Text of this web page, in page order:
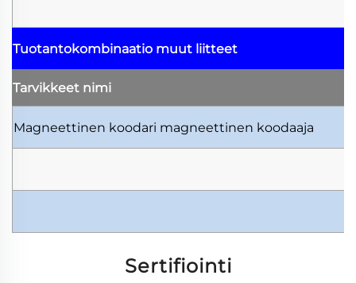
Tuotantokombinaatio muut liitteet
Tarvikkeet nimi
Magneettinen koodari magneettinen koodaaja
Sertifiointi